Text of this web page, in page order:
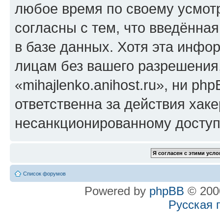
любое время по своему
согласны с тем, что
в базе данных. Хотя эта
лицам без вашего
«mihajlenko.anihost.ru», ни
ответственна за действия
несанкционированному
Список форумов
Powered by phpBB ©
Русская